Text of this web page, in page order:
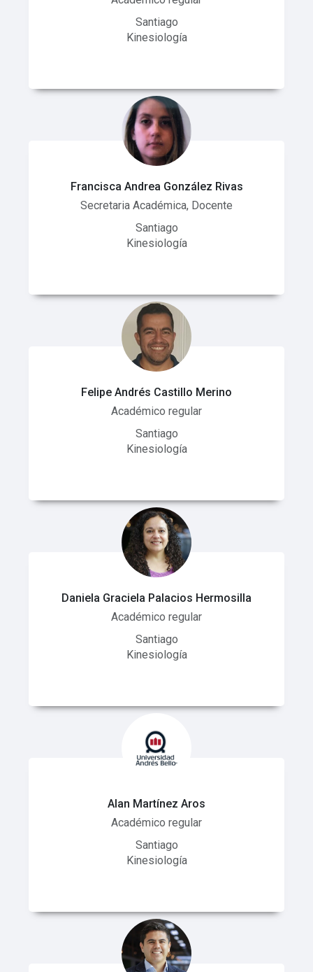
Santiago
Kinesiología
Francisca Andrea González Rivas
Secretaria Académica, Docente
Santiago
Kinesiología
Felipe Andrés Castillo Merino
Académico regular
Santiago
Kinesiología
Daniela Graciela Palacios Hermosilla
Académico regular
Santiago
Kinesiología
Alan Martínez Aros
Académico regular
Santiago
Kinesiología